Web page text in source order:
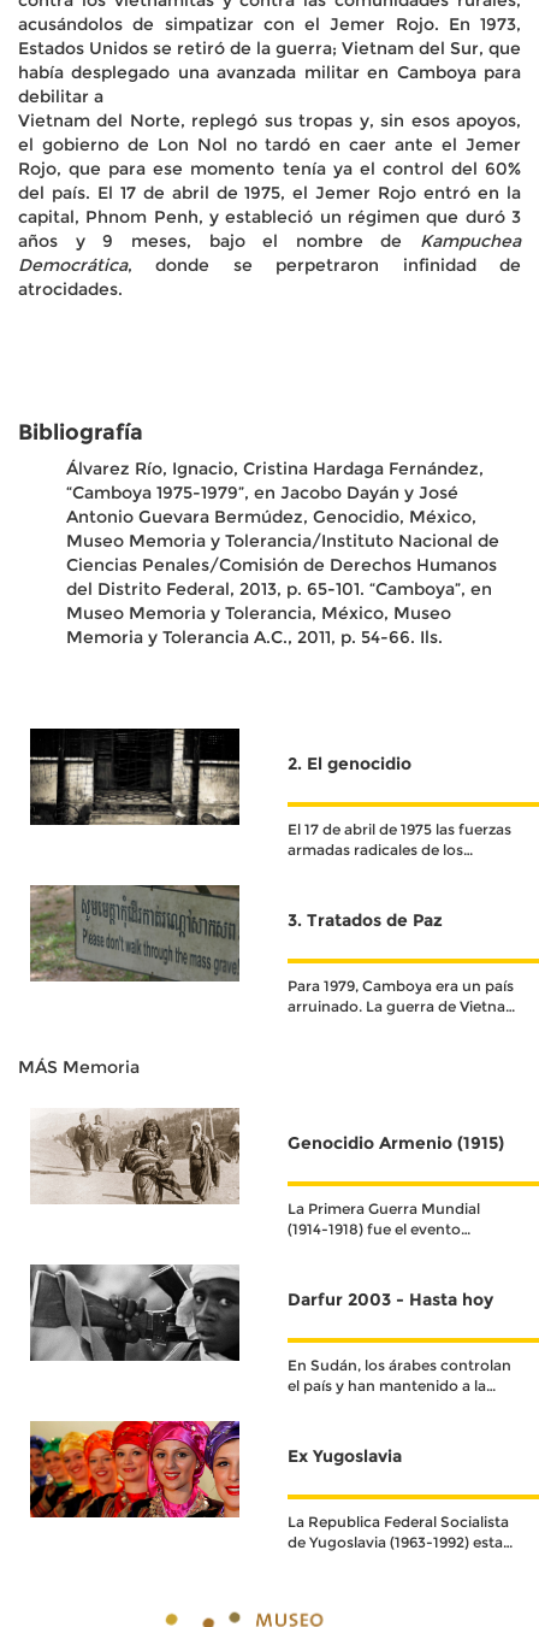
acusándolos de simpatizar con el Jemer Rojo. En 1973,
Estados Unidos se retiró de la guerra; Vietnam del Sur, que
había desplegado una avanzada militar en Camboya para
debilitar a
Vietnam del Norte, replegó sus tropas y, sin esos apoyos,
el gobierno de Lon Nol no tardó en caer ante el Jemer
Rojo, que para ese momento tenía ya el control del 60%
del país. El 17 de abril de 1975, el Jemer Rojo entró en la
capital, Phnom Penh, y estableció un régimen que duró 3
años y 9 meses, bajo el nombre de Kampuchea
Democrática, donde se perpetraron infinidad de
atrocidades.
Bibliografía
Álvarez Río, Ignacio, Cristina Hardaga Fernández,
“Camboya 1975-1979”, en Jacobo Dayán y José
Antonio Guevara Bermúdez, Genocidio, México,
Museo Memoria y Tolerancia/Instituto Nacional de
Ciencias Penales/Comisión de Derechos Humanos
del Distrito Federal, 2013, p. 65-101. “Camboya”, en
Museo Memoria y Tolerancia, México, Museo
Memoria y Tolerancia A.C., 2011, p. 54-66. Ils.
2. El genocidio
El 17 de abril de 1975 las fuerzas
armadas radicales de los
de Lon Nol
3. Tratados de Paz
Para 1979, Camboya era un país
arruinado. La guerra de Vietnam
MÁS Memoria
Genocidio Armenio (1915)
La Primera Guerra Mundial
(1914-1918) fue el evento
Darfur 2003 - Hasta hoy
En Sudán, los árabes controlan
el país y han mantenido a la
durante décadas.
Ex Yugoslavia
La Republica Federal Socialista
de Yugoslavia (1963-1992) estaba